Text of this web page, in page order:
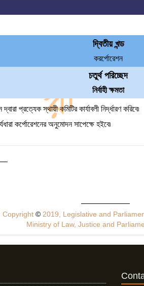
দ্বিতীয় খন্ড
করর্পোরেশন
চতুর্থ পরিচ্ছেদ
নির্বাহী ক্ষমতা
প্রত্যেক স্থায়ী কমিটির কার্যাবলী নির্দ্ধারণ করিবে৷
কর্পোরেশনের অনুমোদন সাপেক্ষে হইবে৷
Copyright© 2019, Legislative and
Ministry of Law, Justice and